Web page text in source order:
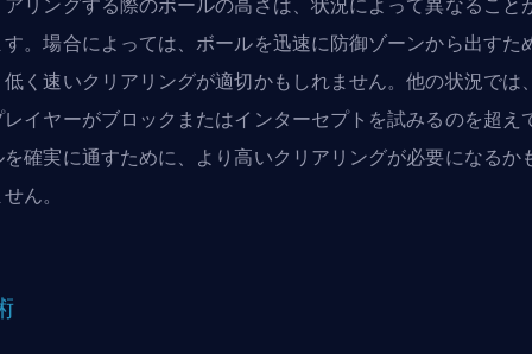
リングする際のボールの高さは、状況によって異なること
。場合によっては、ボールを迅速に防御ゾーンから出すた
く速いクリアリングが適切かもしれません。他の状況では
イヤーがブロックまたはインターセプトを試みるのを超え
確実に通すために、より高いクリアリングが必要になるか
ん。